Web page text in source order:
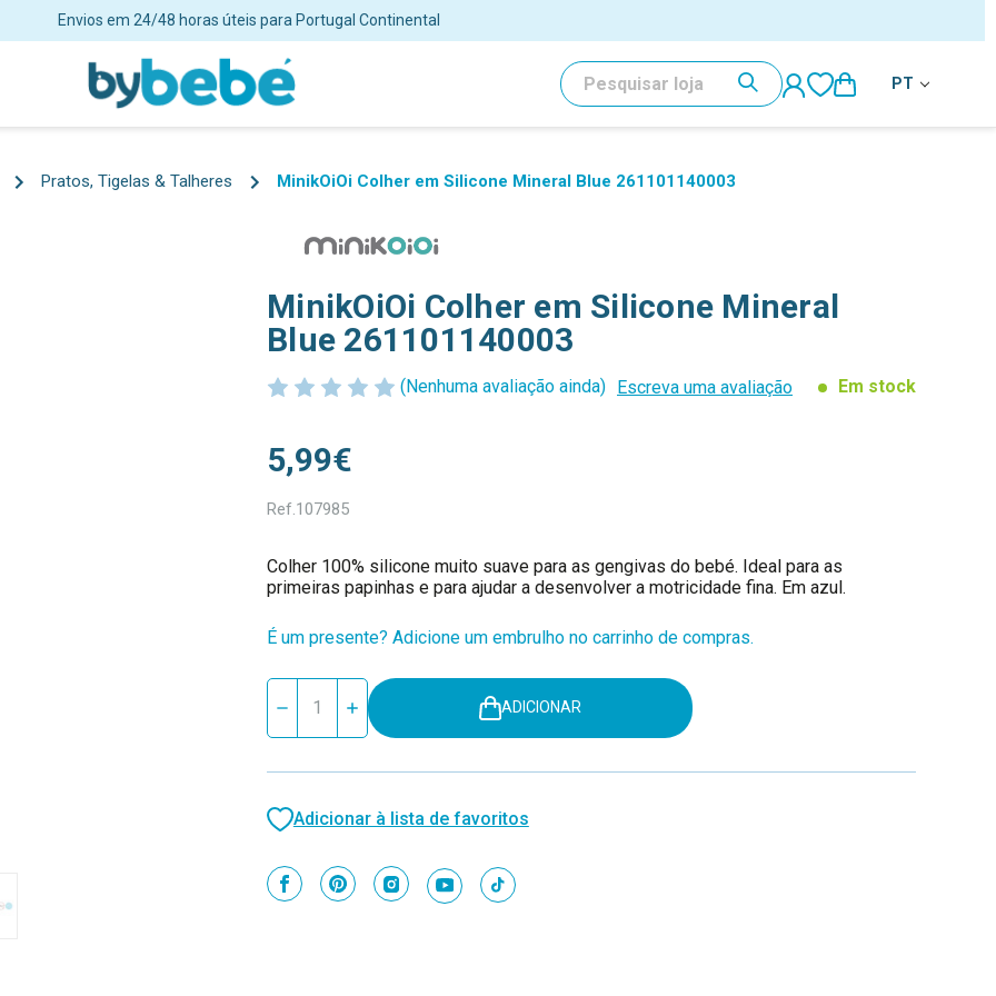
grátis para encomendas superiores a 48€ para Portugal Continental
PESQUISAR
PT
Pratos, Tigelas & Talheres MinikOiOi Colher em Silicone Mineral Blue 261101140003
MinikOiOi Colher em Silicone Mineral
Blue 261101140003
(Nenhuma avaliação ainda) Escreva uma avaliação Em stock
5,99€
Ref.107985
Colher 100% silicone muito suave para as gengivas do bebé. Ideal para as
primeiras papinhas e para ajudar a desenvolver a motricidade fina. Em azul.
É um presente? Adicione um embrulho no carrinho de compras.
Stock
Reduzir
de
Colher
Silicone
Mineral
261101140003
Aumentar
quantidade
de
Colher
Silicone
Mineral
261101140003
ADICIONAR
Adicionar à lista de favoritos